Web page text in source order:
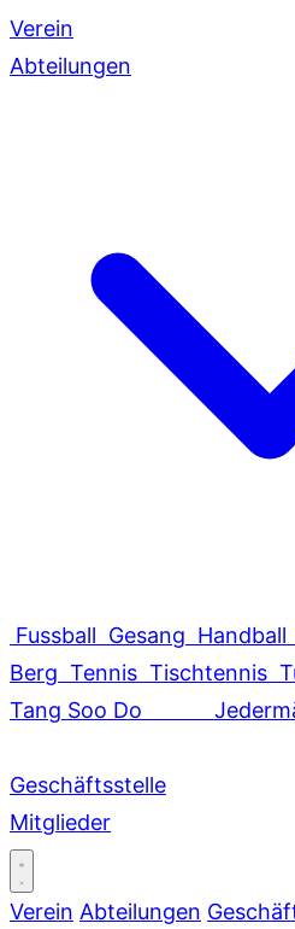
Verein
Abteilungen
Fussball Gesang Handball
Berg Tennis Tischtennis
Tang Soo Do
Geschäftsstelle
Mitglieder
Verein Abteilungen